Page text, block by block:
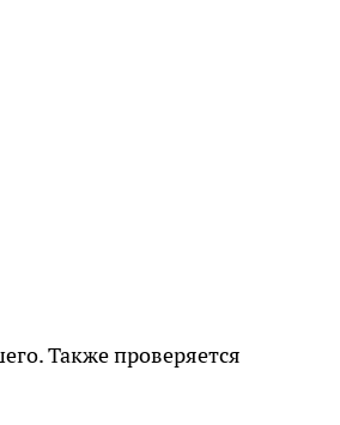
Также проверяется